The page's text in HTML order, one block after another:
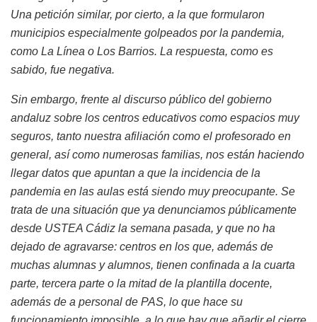
Una petición similar, por cierto, a la que formularon
municipios especialmente golpeados por la pandemia,
como La Línea o Los Barrios. La respuesta, como es
sabido, fue negativa.
Sin embargo, frente al discurso público del gobierno
andaluz sobre los centros educativos como espacios muy
seguros, tanto nuestra afiliación como el profesorado en
general, así como numerosas familias, nos están haciendo
llegar datos que apuntan a que la incidencia de la
pandemia en las aulas está siendo muy preocupante. Se
trata de una situación que ya denunciamos públicamente
desde USTEA Cádiz la semana pasada, y que no ha
dejado de agravarse: centros en los que, además de
muchas alumnas y alumnos, tienen confinada a la cuarta
parte, tercera parte o la mitad de la plantilla docente,
además de a personal de PAS, lo que hace su